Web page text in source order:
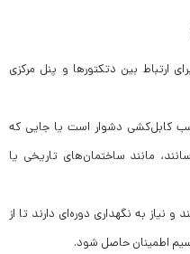
ارتباط بین دتکتورها و پنل مرکزی
کابل‌کشی دشوار است یا جایی که
مانند ساختمان‌های تاریخی یا
نیاز به نگهداری دوره‌ای دارند تا از
اطمینان حاصل شود.